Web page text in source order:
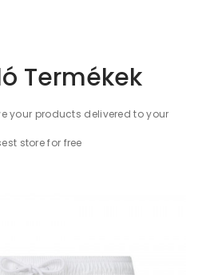
Termékek
your products delivered to your
store for free